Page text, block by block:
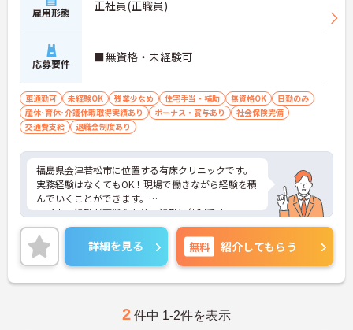
雇用形態 正社員(正職員)
応募要件 ■無資格・未経験可
車通勤可 未経験OK 残業少なめ 住宅手当・補助 無資格OK
日勤のみ
産休･育休･介護休暇取得実績あり
ボーナス・賞与あり
社会保険完備
交通費支給
退職金制度あり
福島県会津若松市に位置する有床クリニックです。
実務経験はなくてもOK！現場で働きながら経験を積
んでいくことができます。
マイカー通勤が可能なため、通勤に便利です。
ご興味をお持ちの方はお気軽にお問い合わせくださ
い。
詳細を見る 無料 紹介してもらう
2 件中 1-2件を表示